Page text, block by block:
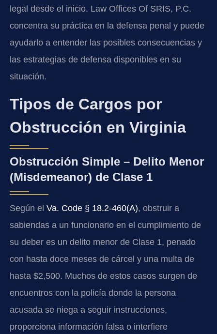
legal desde el inicio. Law Offices Of SRIS, P.C.
concentra su práctica en la defensa penal y puede
ayudarlo a entender las posibles consecuencias y
las estrategias de defensa disponibles en su
situación.
Tipos de Cargos por
Obstrucción en Virginia
Obstrucción Simple – Delito Menor
(Misdemeanor) de Clase 1
Según el Va. Code § 18.2-460(A), obstruir a
sabiendas a un funcionario en el cumplimiento de
su deber es un delito menor de Clase 1, penado
con hasta doce meses de cárcel y una multa de
hasta $2,500. Muchos de estos casos surgen de
encuentros con la policía donde la persona
acusada se niega a seguir instrucciones,
proporciona información falsa o interfiere